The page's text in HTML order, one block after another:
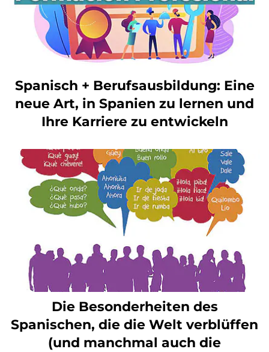
Spanisch + Berufsausbildung: Eine
neue Art, in Spanien zu lernen und
Ihre Karriere zu entwickeln
Die Besonderheiten des
Spanischen, die die Welt verblüffen
(und manchmal auch die